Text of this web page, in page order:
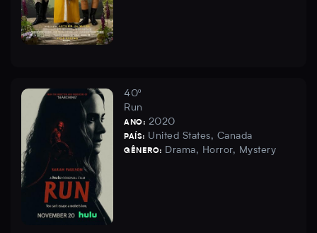
40º
Run
ANO: 2020
PAÍS: United States, Canada
GÊNERO: Drama, Horror, Mystery